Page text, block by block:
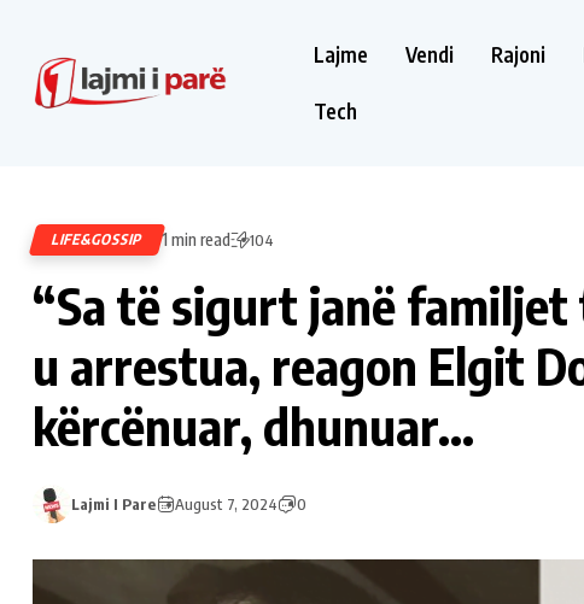
Lajme Vendi Rajoni
Tech
LIFE&GOSSIP 1 min read 104
“Sa të sigurt janë
u arrestua, reagon Elgit
kërcënuar, dhunuar…
Lajmi I Pare August 7, 2024 0